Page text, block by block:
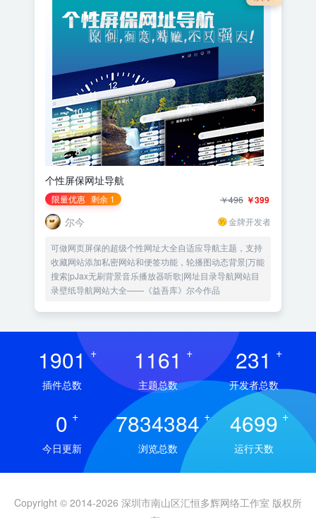
个性屏保网址导航
限量优惠 剩余 1 ￥399
￥496
尔今 金牌开发者
可做网页屏保的超级个性网址大全自适应导航主题，支持
收藏网站添加私密网站和便签功能，轮播图动态背景|万能
搜索|pJax无刷背景音乐播放器听歌|网址目录导航网站目
录壁纸导航网站大全——《益吾库》尔今作品
1901 +
插件总数
1161 +
主题总数
231 +
开发者总数
0 +
今日更新
7834384 +
浏览总数
4699 +
运行天数
Copyright © 2014-2026 深圳市南山区汇恒多辉网络工作室 版权所